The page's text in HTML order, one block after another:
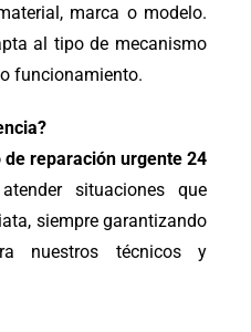
marca o modelo.
al tipo de mecanismo
funcionamiento.
de reparación urgente 24
situaciones que
siempre garantizando
nuestros técnicos y